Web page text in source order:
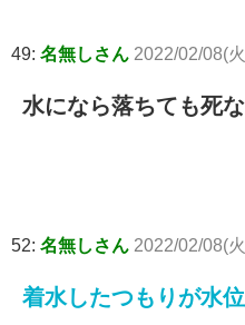
49: 名無しさん 2022/02/08(
水になら落ちても死
52: 名無しさん 2022/02/08(
着水したつもりが水